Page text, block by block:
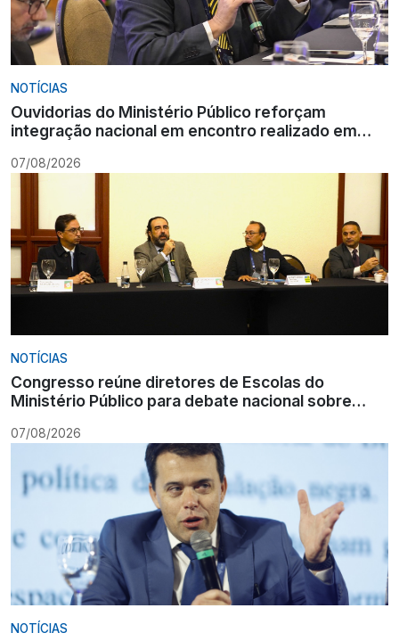
NOTÍCIAS
Ouvidorias do Ministério Público reforçam
integração nacional em encontro realizado em
07/08/2026
NOTÍCIAS
Congresso reúne diretores de Escolas do
Ministério Público para debate nacional sobre
07/08/2026
NOTÍCIAS